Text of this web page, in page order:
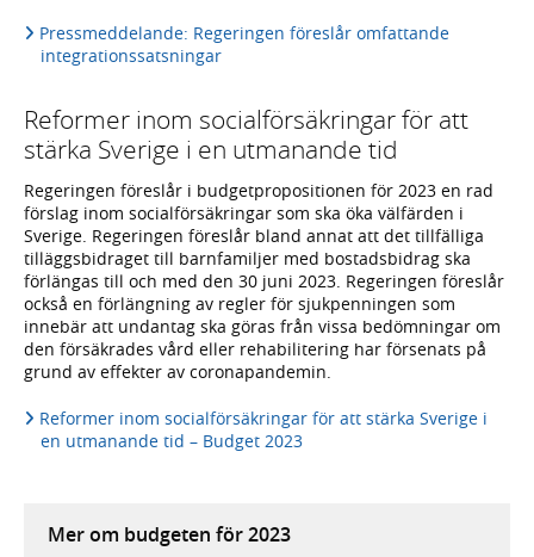
Pressmeddelande: Regeringen föreslår omfattande
integrationssatsningar
Reformer inom socialförsäkringar för att
stärka Sverige i en utmanande tid
Regeringen föreslår i budgetpropositionen för 2023 en rad
förslag inom socialförsäkringar som ska öka välfärden i
Sverige. Regeringen föreslår bland annat att det tillfälliga
tilläggsbidraget till barnfamiljer med bostadsbidrag ska
förlängas till och med den 30 juni 2023. Regeringen föreslår
också en förlängning av regler för sjukpenningen som
innebär att undantag ska göras från vissa bedömningar om
den försäkrades vård eller rehabilitering har försenats på
grund av effekter av coronapandemin.
Reformer inom socialförsäkringar för att stärka Sverige i
en utmanande tid – Budget 2023
Mer om budgeten för 2023